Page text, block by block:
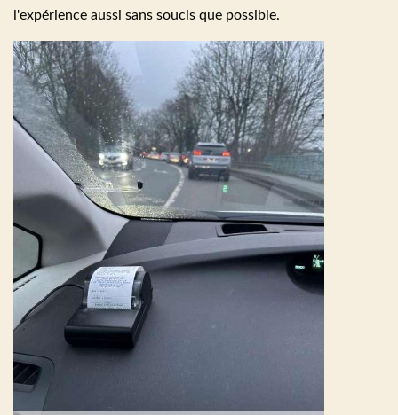
l'expérience aussi sans soucis que possible.